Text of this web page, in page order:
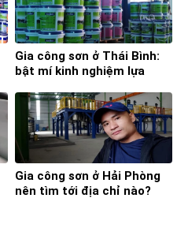
Gia công sơn ở Thái Bình:
bật mí kinh nghiệm lựa
Gia công sơn ở Hải Phòng
nên tìm tới địa chỉ nào?